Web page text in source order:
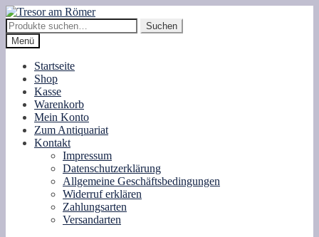
Zur
Navigation
springen
Zum
Inhalt
springen
Suche
nach:
Suchen
Menü
Startseite
Shop
Kasse
Warenkorb
Mein Konto
Zum Antiquariat
Kontakt
Impressum
Datenschutzerklärung
Allgemeine Geschäftsbedingungen
Widerruf erklären
Zahlungsarten
Versandarten